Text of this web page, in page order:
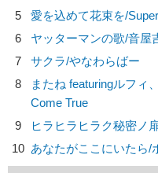
5
愛を込めて花束を/
6
ヤッターマンの歌/音屋
7
サクラ/やなわらばー
8
またね featuringルフィ
Come True
9
ヒラヒラヒラク秘密ノ
10 あなたがここにいたら/